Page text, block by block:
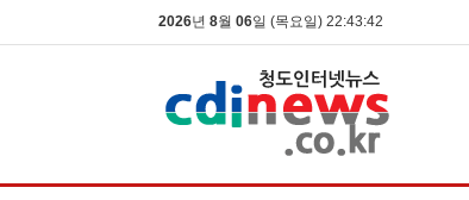
2026년 8월 06일 (목요일) 22:43:43